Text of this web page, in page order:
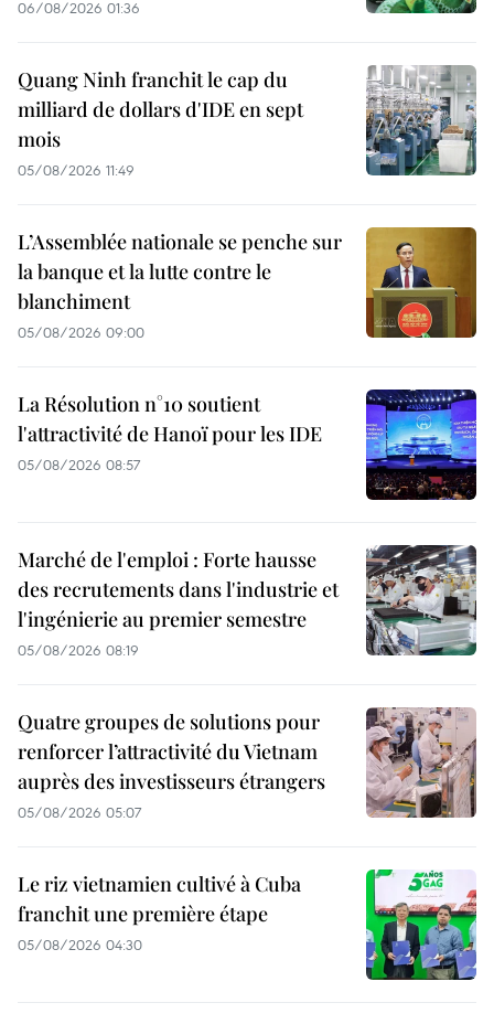
06/08/2026 01:36
Quang Ninh franchit le cap du
milliard de dollars d'IDE en sept
mois
05/08/2026 11:49
L’Assemblée nationale se penche sur
la banque et la lutte contre le
blanchiment
05/08/2026 09:00
La Résolution n°10 soutient
l'attractivité de Hanoï pour les IDE
05/08/2026 08:57
Marché de l'emploi : Forte hausse
des recrutements dans l'industrie et
l'ingénierie au premier semestre
05/08/2026 08:19
Quatre groupes de solutions pour
renforcer l’attractivité du Vietnam
auprès des investisseurs étrangers
05/08/2026 05:07
Le riz vietnamien cultivé à Cuba
franchit une première étape
05/08/2026 04:30